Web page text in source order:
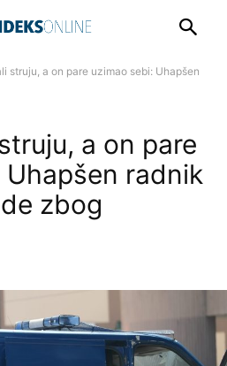
struju, a on pare uzimao sebi: Uhapšen
a on pare
radnik
zbog